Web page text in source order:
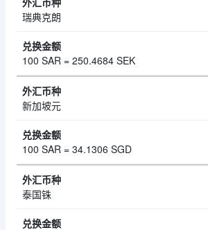
瑞典克朗
100 SAR = 250.4684 SEK
新加坡元
100 SAR = 34.1306 SGD
泰国铢